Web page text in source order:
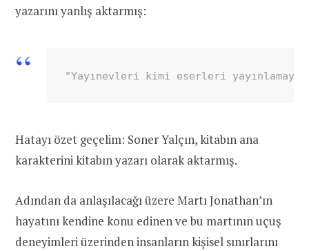
yazarını yanlış aktarmış:
"Yayınevleri kimi eserleri
Hatayı özet geçelim: Soner Yalçın, kitabın ana
karakterini kitabın yazarı olarak aktarmış.
Adından da anlaşılacağı üzere Martı Jonathan’ın
hayatını kendine konu edinen ve bu martının uçuş
deneyimleri üzerinden insanların kişisel sınırlarını